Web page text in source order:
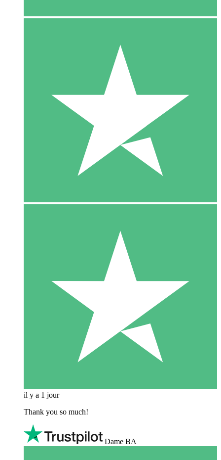
il y a 1 jour
Thank you so much!
Dame BA